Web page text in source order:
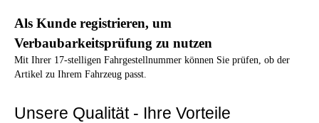
Als Kunde registrieren, um
Verbaubarkeitsprüfung zu nutzen
Mit Ihrer 17-stelligen Fahrgestellnummer können Sie prüfen, ob der
Artikel zu Ihrem Fahrzeug passt.
Unsere Qualität - Ihre Vorteile